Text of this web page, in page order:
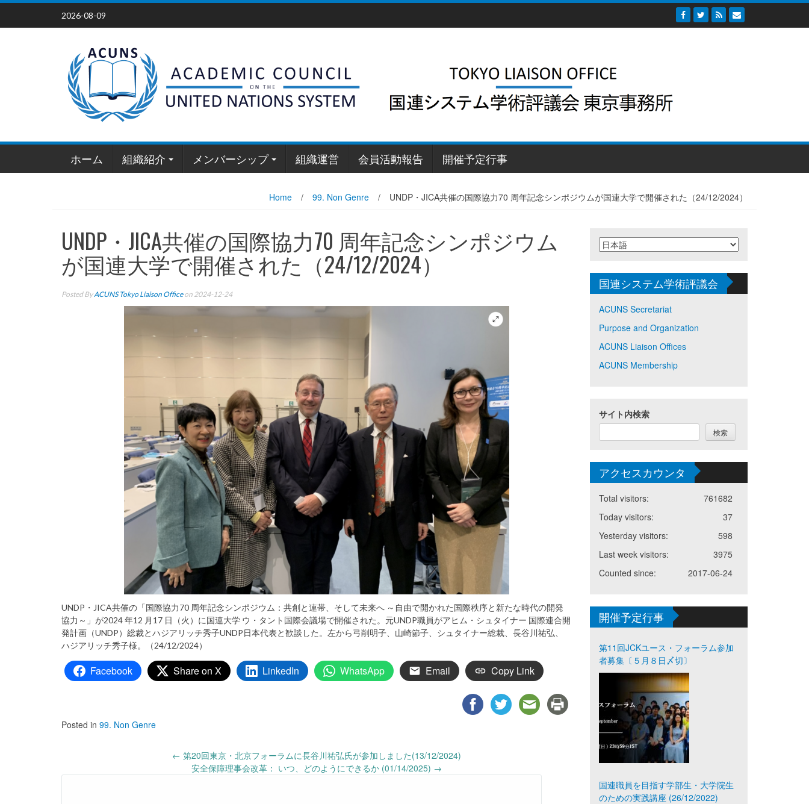
Skip
content
2026-08-09
ホーム 組織紹介 メンバーシップ 組織運営 会員活動報告 開催予定行事
Home / 99. Non Genre / UNDP・JICA共催の国際協力70 周年記念シンポジウムが国連大学で開催された（24/12/2024）
UNDP・JICA共催の国際協力70 周年記念シンポジウム
が国連大学で開催された（24/12/2024）
Posted ByACUNS Tokyo Liaison Officeon 2024-12-24
UNDP・JICA共催の「国際協力70 周年記念シンポジウム：共創と連帯、そして未来へ ～自由で開かれた国際秩序と新たな時代の開発
協力～」が2024 年12 月17 日（火）に国連大学 ウ・タント国際会議場で開催された。元UNDP職員がアヒム・シュタイナー 国際連合開
発計画（UNDP）総裁とハジアリッチ秀子UNDP日本代表と歓談した。左から弓削明子、山崎節子、シュタイナー総裁、長谷川祐弘、
ハジアリッチ秀子様。（24/12/2024）
Facebook Share on X LinkedIn WhatsApp Email Copy Link
Posted in 99. Non Genre
navigation
← 第20回東京・北京フォーラムに長谷川祐弘氏が参加しました(13/12/2024)
安全保障理事会改革： いつ、どのようにできるか (01/14/2025) →
国連システム学術評議会
ACUNS Secretariat
Purpose and Organization
ACUNS Liaison Offices
ACUNS Membership
サイト内検索
検索
アクセスカウンタ
761682
Total visitors:
37
Today visitors:
598
Yesterday visitors:
3975
Last week visitors:
2017-06-24
Counted since:
開催予定行事
第11回JCKユース・フォーラム参加
者募集〔５月８日〆切〕
国連職員を目指す学部生・大学院生
のための実践講座 (26/12/2022)